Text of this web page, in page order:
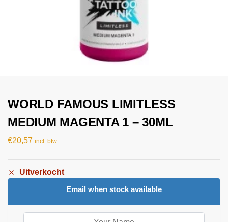
WORLD FAMOUS LIMITLESS
MEDIUM MAGENTA 1 – 30ML
€20,57 incl. btw
Uitverkocht
Email when stock available